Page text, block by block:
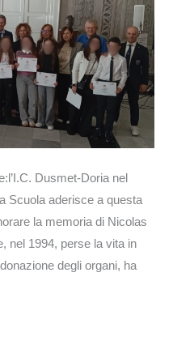
Dusmet-Doria nel
Scuola aderisce a questa
la memoria di Nicolas
nel 1994, perse la vita in
degli organi, ha